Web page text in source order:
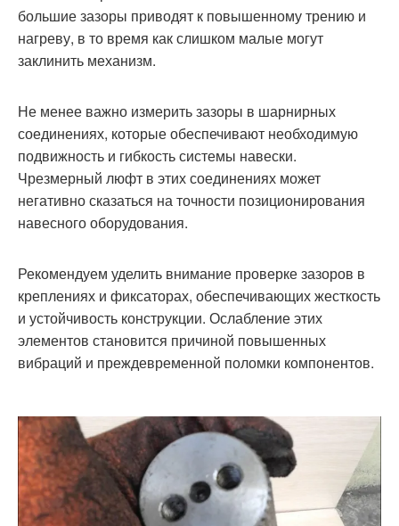
большие зазоры приводят к повышенному трению и
нагреву, в то время как слишком малые могут
заклинить механизм.
Не менее важно измерить зазоры в шарнирных
соединениях, которые обеспечивают необходимую
подвижность и гибкость системы навески.
Чрезмерный люфт в этих соединениях может
негативно сказаться на точности позиционирования
навесного оборудования.
Рекомендуем уделить внимание проверке зазоров в
креплениях и фиксаторах, обеспечивающих жесткость
и устойчивость конструкции. Ослабление этих
элементов становится причиной повышенных
вибраций и преждевременной поломки компонентов.